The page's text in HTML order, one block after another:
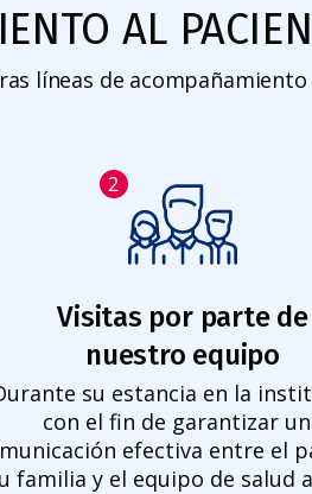
AL
líneas de
2
Visitas por parte de
nuestro equipo
su estancia en la
con el fin de garantizar
efectiva entre el
familia y el equipo de salud